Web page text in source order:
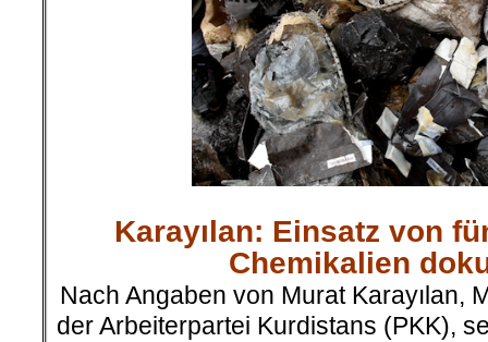
Karayılan: Einsatz von
Chemikalien
Nach Angaben von Murat Karayılan,
der Arbeiterpartei Kurdistans (PKK),